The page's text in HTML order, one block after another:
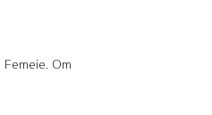
Om